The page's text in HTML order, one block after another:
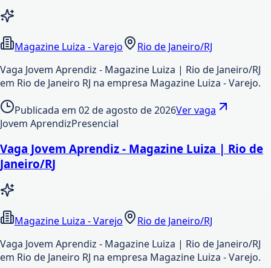
Magazine Luiza - Varejo
Rio de Janeiro/RJ
Vaga Jovem Aprendiz - Magazine Luiza | Rio de Janeiro/RJ
em Rio de Janeiro RJ na empresa Magazine Luiza - Varejo.
Publicada em 02 de agosto de 2026Ver vaga
Jovem AprendizPresencial
Vaga Jovem Aprendiz - Magazine Luiza | Rio de
Janeiro/RJ
Magazine Luiza - Varejo
Rio de Janeiro/RJ
Vaga Jovem Aprendiz - Magazine Luiza | Rio de Janeiro/RJ
em Rio de Janeiro RJ na empresa Magazine Luiza - Varejo.